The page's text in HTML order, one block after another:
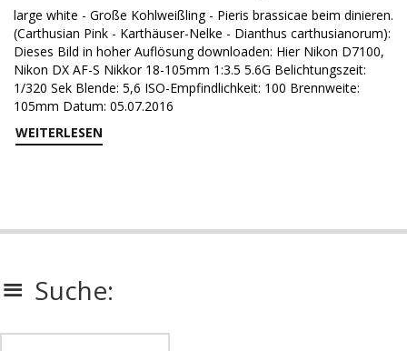
large white - Große Kohlweißling - Pieris brassicae beim dinieren.
(Carthusian Pink - Karthäuser-Nelke - Dianthus carthusianorum):
Dieses Bild in hoher Auflösung downloaden: Hier Nikon D7100,
Nikon DX AF-S Nikkor 18-105mm 1:3.5 5.6G Belichtungszeit:
1/320 Sek Blende: 5,6 ISO-Empfindlichkeit: 100 Brennweite:
105mm Datum: 05.07.2016
WEITERLESEN
Suche: